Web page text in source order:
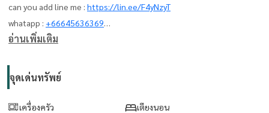
can you add line me : https://lin.ee/F4yNzyT
whatapp : +66645636369
Email:amolladaphet@gmail.com
www. thelivingbkk.com (บริษัท เดอะ ลิฟวิ่งแบงค็อก จำกัด)
ที่ปรึกษาและบริการ ซื้อ-ขาย-เช่า อสังหาริมทรัพย์
อ่านเพิ่มเติม
จุดเด่นทรัพย์
เครื่องครัว เตียงนอน